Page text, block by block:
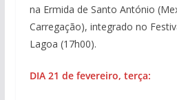
na Ermida de Santo António
Carregação), integrado no
Lagoa (17h00).
DIA 21 de fevereiro, terça: